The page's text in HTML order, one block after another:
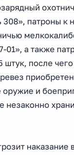
патроны к
01», а также
штук, после
оружие и
незаконно
наказание